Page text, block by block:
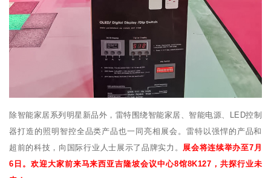
除智能家居系列明星新品外，雷特围绕智能家居、智能电源、LED控制
器打造的照明智控全品类产品也一同亮相展会。雷特以强悍的产品和
超前的科技，向国际行业人士展示了品牌实力。 展会将连续举办至7月
6日。欢迎大家前来马来西亚吉隆坡会议中心8馆8K127，共探行业未